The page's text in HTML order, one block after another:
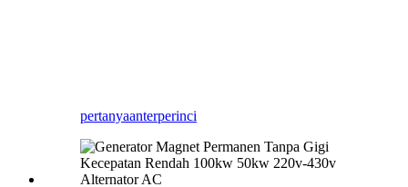
pertanyaanterperinci